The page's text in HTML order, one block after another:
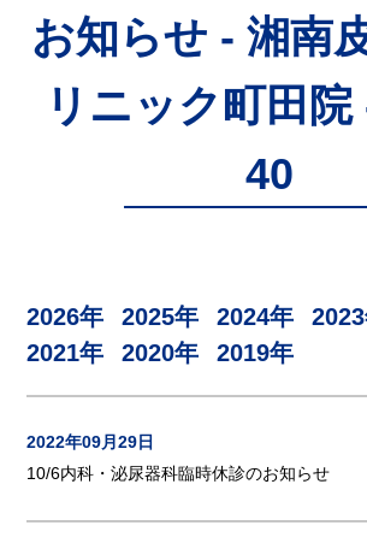
お知らせ - 湘南
リニック町田院
40
2026年 2025年 2024年
2021年
2020年 2019年
2022年09月29日
10/6内科・泌尿器科臨時休診のお知らせ